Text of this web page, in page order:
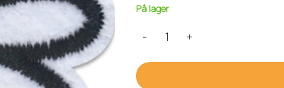
På lager
Danmarks nationalblomst -